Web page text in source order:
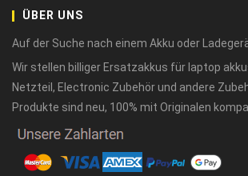
ÜBER UNS
Auf der Suche nach einem Akku oder
Wir stellen billiger Ersatzakkus für laptop
Netzteil, Electronic Zubehör und andere
Produkte sind neu, 100% mit Originalen